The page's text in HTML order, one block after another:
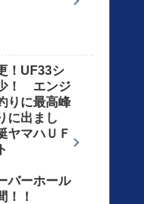
！UF33シ
！ エンジ
りに最高峰
に出まし
マハＵＦ
ーホール
！！